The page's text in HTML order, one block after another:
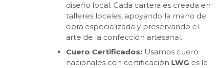
diseño local. Cada cartera es creada en
talleres locales, apoyando la mano de
obra especializada y preservando el
arte de la confección artesanal.
Cuero Certificados: Usamos cuero
nacionales con certificación LWG es la